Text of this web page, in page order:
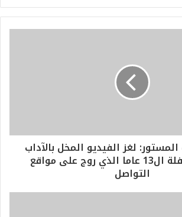
لغز الفيديو المخل بالآداب
لمسن مع طفلة ال13 عاما الذي روج على مواقع
التواصل